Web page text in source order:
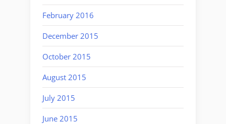
February 2016
December 2015
October 2015
August 2015
July 2015
June 2015